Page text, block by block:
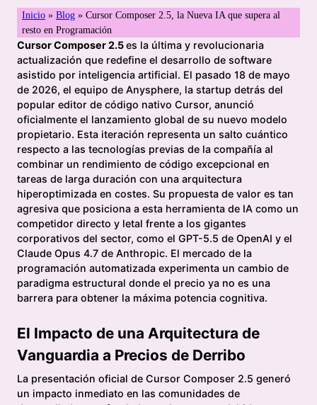
Inicio »Blog »Cursor Composer 2.5, la Nueva IA que supera al
resto en Programación
Cursor Composer 2.5es la última y revolucionaria
actualización que redefine el desarrollo de software
asistido por inteligencia artificial. El pasado 18 de mayo
de 2026, el equipo de Anysphere, la startup detrás del
popular editor de código nativo Cursor, anunció
oficialmente el lanzamiento global de su nuevo modelo
propietario. Esta iteración representa un salto cuántico
respecto a las tecnologías previas de la compañía al
combinar un rendimiento de código excepcional en
tareas de larga duración con una arquitectura
hiperoptimizada en costes. Su propuesta de valor es tan
agresiva que posiciona a esta herramienta de IA como un
competidor directo y letal frente a los gigantes
corporativos del sector, como el GPT-5.5 de OpenAI y el
Claude Opus 4.7 de Anthropic. El mercado de la
programación automatizada experimenta un cambio de
paradigma estructural donde el precio ya no es una
barrera para obtener la máxima potencia cognitiva.
El Impacto de una Arquitectura de
Vanguardia a Precios de Derribo
La presentación oficial de Cursor Composer 2.5 generó
un impacto inmediato en las comunidades de